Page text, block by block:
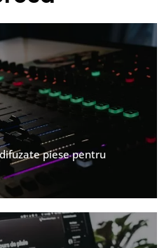
piese pentru